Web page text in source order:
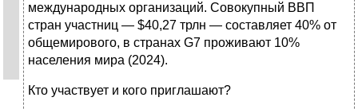
международных организаций. Совокупный ВВП
стран участниц — $40,27 трлн — составляет 40% от
общемирового, в странах G7 проживают 10%
населения мира (2024).
Кто участвует и кого приглашают?